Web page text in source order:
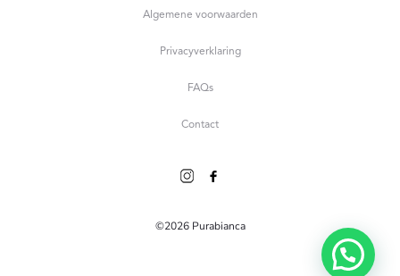
Algemene voorwaarden
Privacyverklaring
FAQs
Contact
©2026 Purabianca